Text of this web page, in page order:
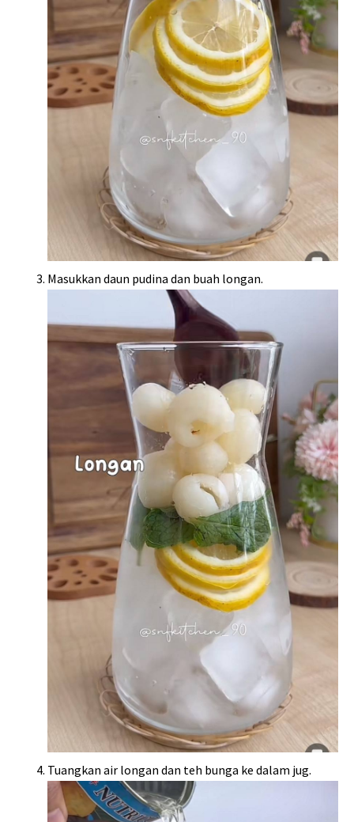
Masukkan daun pudina dan buah longan.
Tuangkan air longan dan teh bunga ke dalam jug.